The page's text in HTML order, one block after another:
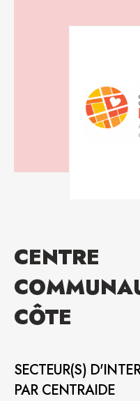
CENTRE
CÔTE
SECTEUR(S)
PAR CENTRAIDE